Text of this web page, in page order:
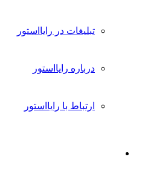
تبلیغات در رایااستور
درباره رایااستور
ارتباط با رایااستور